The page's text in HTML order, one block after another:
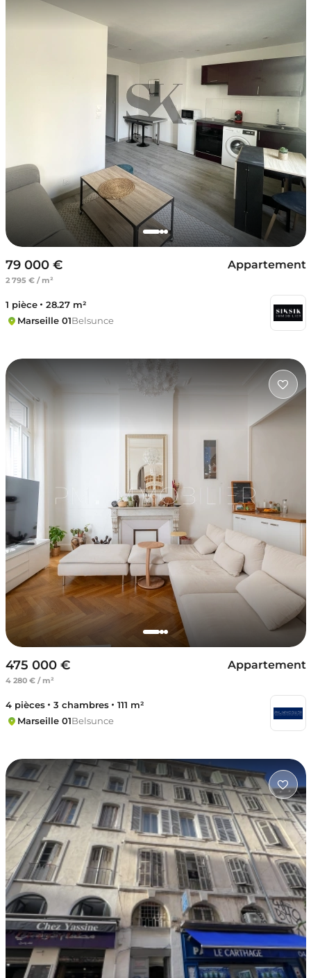
79 000 €
2 795 € / m²
Appartement
1 pièce
28.27 m²
Marseille 01Belsunce
475 000 €
4 280 € / m²
Appartement
4 pièces 3 chambres
111 m²
Marseille 01Belsunce